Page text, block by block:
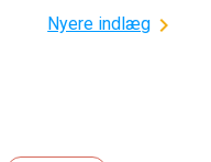
Nyere indlæg